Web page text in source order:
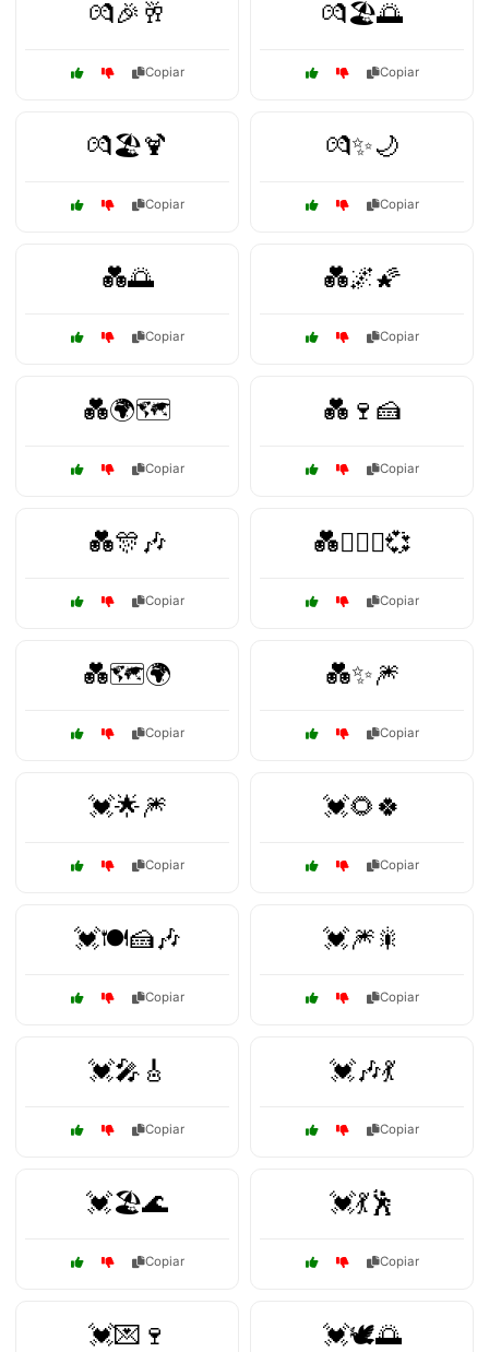
💏🎉🥂
Copiar
💏🏖️🌅
Copiar
💏🏖️🍹
Copiar
💏✨🌙
Copiar
💑🌅
Copiar
💑🌌🌠
Copiar
💑🌍🗺️
Copiar
💑🍷🍰
Copiar
💑🎊🎶
Copiar
💑👩‍❤️‍👨💞
Copiar
💑🗺️🌍
Copiar
💑✨🎆
Copiar
💓🌟🎆
Copiar
💓🌻🍀
Copiar
💓🍽️🍰🎶
Copiar
💓🎆🎇
Copiar
💓🎤🎸
Copiar
💓🎶💃
Copiar
💓🏖️🌊
Copiar
💓💃🕺
Copiar
💓💌🍷 💓🕊️🌅